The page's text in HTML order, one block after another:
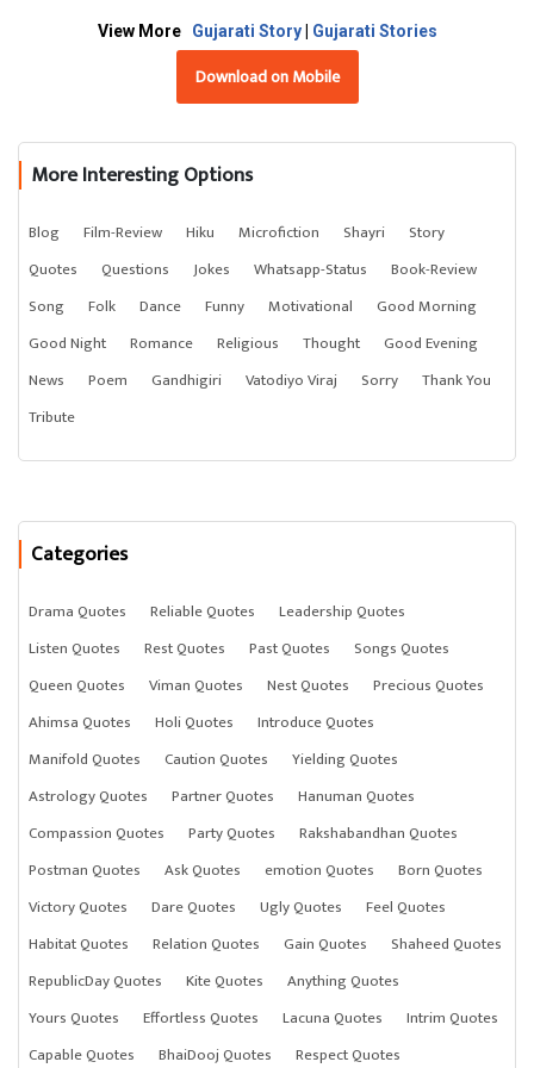
View More Gujarati Story Gujarati Stories
Download on Mobile
More Interesting Options
Blog Film-Review Hiku Microfiction Shayri
Story
Quotes
Questions Jokes Whatsapp-Status
Book-Review
Song
Folk Dance Funny Motivational
Good Morning
Good Night
Romance Religious Thought
Good Evening
News
Poem Gandhigiri Vatodiyo Viraj Sorry
Thank You
Tribute
Categories
Drama Quotes Reliable Quotes
Leadership Quotes
Listen Quotes
Rest Quotes Past Quotes
Songs Quotes
Queen Quotes
Viman Quotes Nest Quotes
Precious Quotes
Ahimsa Quotes
Holi Quotes
Introduce Quotes
Manifold Quotes
Caution Quotes
Yielding Quotes
Astrology Quotes
Partner Quotes
Hanuman Quotes
Compassion Quotes
Party Quotes
Rakshabandhan Quotes
Postman Quotes
Ask Quotes emotion Quotes
Born Quotes
Victory Quotes
Dare Quotes Ugly Quotes
Feel Quotes
Habitat Quotes
Relation Quotes Gain Quotes
Shaheed Quotes
RepublicDay Quotes
Kite Quotes
Anything Quotes
Yours Quotes
Effortless Quotes Lacuna Quotes
Intrim Quotes
Capable Quotes
BhaiDooj Quotes Respect Quotes